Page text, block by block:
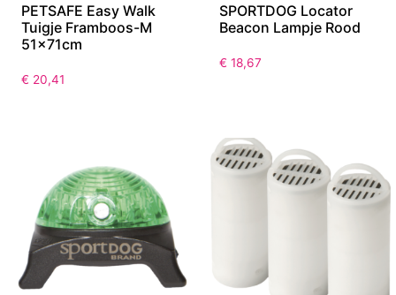
PETSAFE Easy Walk
Tuigje Framboos-M
51x71cm
€ 20,41
SPORTDOG Locator
Beacon Lampje Rood
€ 18,67